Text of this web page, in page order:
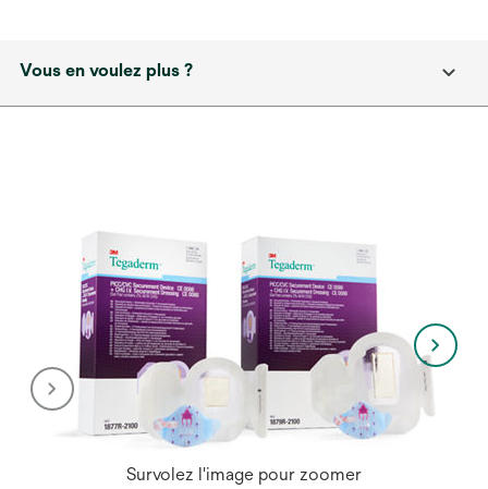
Vous en voulez plus ?
Survolez l'image pour zoomer